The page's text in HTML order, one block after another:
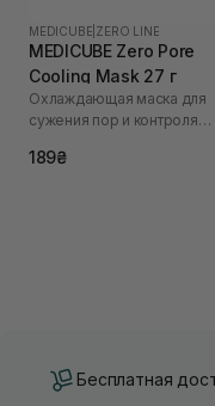
MEDICUBE ZERO LINE
MEDICUBE Zero Pore
Cooling Mask 27 г
Охлаждающая маска для
сужения пор и контроля
189₴
Бесплатная